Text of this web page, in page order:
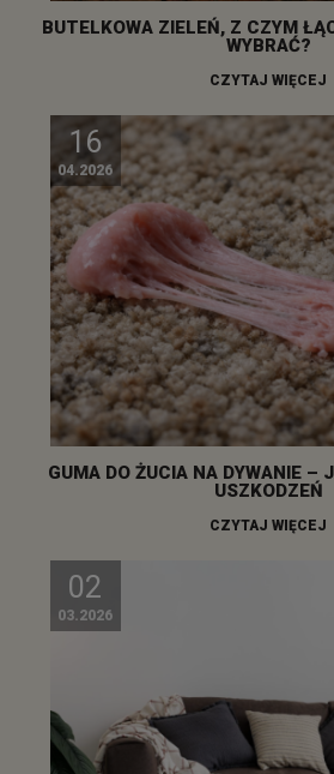
BUTELKOWA ZIELEŃ, Z CZYM
WYBRAĆ?
CZYTAJ WIĘCEJ
16
04.2026
GUMA DO ŻUCIA NA DYWANIE –
USZKODZEŃ
CZYTAJ WIĘCEJ
02
03.2026